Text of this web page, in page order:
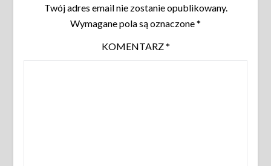
Twój adres email nie zostanie opublikowany.
Wymagane pola są oznaczone*
KOMENTARZ*